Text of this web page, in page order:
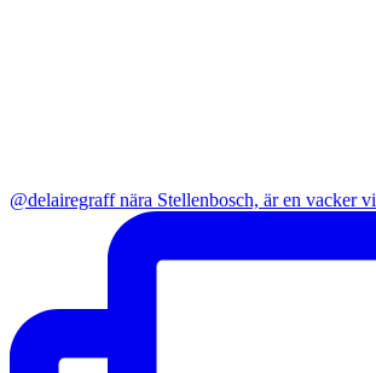
@delairegraff nära Stellenbosch, är en vacker vi